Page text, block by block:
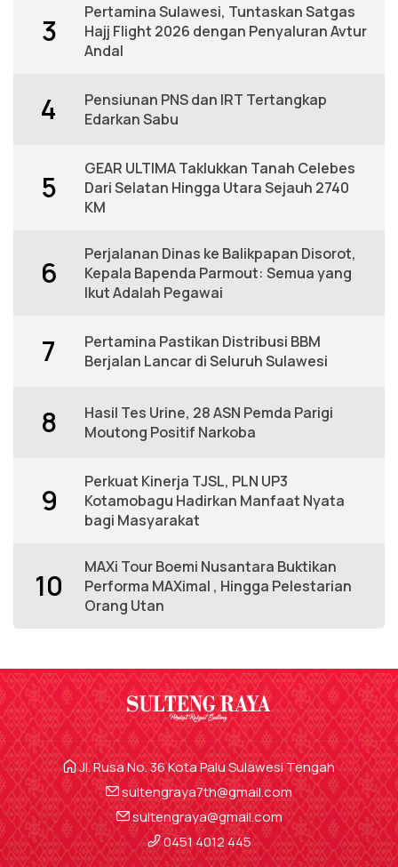
3
Pertamina Sulawesi, Tuntaskan Satgas
Hajj Flight 2026 dengan Penyaluran Avtur
Andal
4
Pensiunan PNS dan IRT Tertangkap
Edarkan Sabu
5
GEAR ULTIMA Taklukkan Tanah Celebes
Dari Selatan Hingga Utara Sejauh 2740
KM
6
Perjalanan Dinas ke Balikpapan Disorot,
Kepala Bapenda Parmout: Semua yang
Ikut Adalah Pegawai
7
Pertamina Pastikan Distribusi BBM
Berjalan Lancar di Seluruh Sulawesi
8
Hasil Tes Urine, 28 ASN Pemda Parigi
Moutong Positif Narkoba
9
Perkuat Kinerja TJSL, PLN UP3
Kotamobagu Hadirkan Manfaat Nyata
bagi Masyarakat
10
MAXi Tour Boemi Nusantara Buktikan
Performa MAXimal , Hingga Pelestarian
Orang Utan
Jl. Rusa No. 36 Kota Palu Sulawesi Tengah
sultengraya7th@gmail.com
sultengraya@gmail.com
0451 4012 445